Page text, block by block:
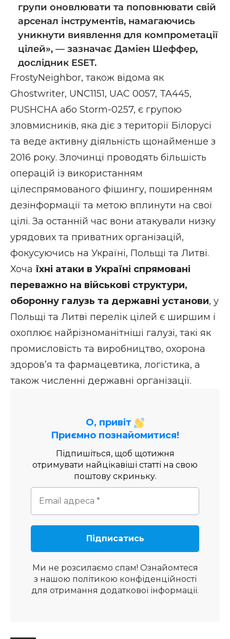
групи оновлювати та поповнювати свій
арсенал інструментів, намагаючись
уникнути виявлення для компрометації
цілей», — зазначає Даміен Шеффер,
дослідник ESET.
FrostyNeighbor, також відома як
Ghostwriter, UNC1151, UAC 0057, TA445,
PUSHCHA або Storm-0257, є групою
зловмисників, яка діє з території Білорусі
та веде активну діяльність щонайменше з
2016 року. Злочинці проводять більшість
операцій із використанням
цілеспрямованого фішингу, поширенням
дезінформації та метою вплинути на свої
цілі. За останній час вони атакували низку
урядових та приватних організацій,
фокусуючись на Україні, Польщі та Литві.
Хоча їхні атаки в Україні спрямовані
переважно на військові структури,
оборонну галузь та державні установи, у
Польщі та Литві перелік цілей є ширшим і
охоплює найрізноманітніші галузі, такі як
промисловість та виробництво, охорона
здоров’я та фармацевтика, логістика, а
також численні державні організації.
О, привіт
Приємно познайомитися!
Підпишіться, щоб щотижня
отримувати найцікавіші статті на свою
поштову скриньку.
Ми не розсилаємо спам! Ознайомтеся
з нашою політикою конфіденційності
для отримання додаткової інформації.